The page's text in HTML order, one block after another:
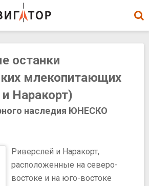
останки
млекопитающих
Наракорт)
наследия ЮНЕСКО
Риверслей и Наракорт,
расположенные на северо-
востоке и на юго-востоке